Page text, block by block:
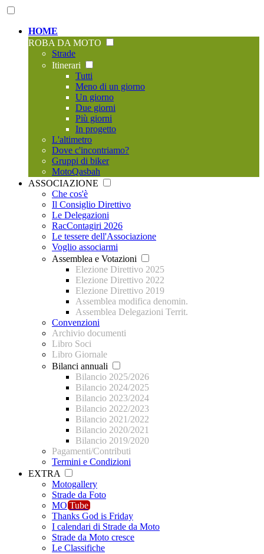
HOME
ROBA DA MOTO
Strade
Itinerari
Tutti
Meno di un giorno
Un giorno
Due giorni
Più giorni
In progetto
L'altimetro
Dove c'incontriamo?
Gruppi di biker
MotoQasbah
ASSOCIAZIONE
Che cos'è
Il Consiglio Direttivo
Le Delegazioni
RacContagiri 2026
Le tessere dell'Associazione
Voglio associarmi
Assemblea e Votazioni
Elezione Direttivo 2025
Elezione Direttivo 2022
Elezione Direttivo 2019
Assemblea modifica denomin.
Assemblea Delegazioni Territ.
Convenzioni
Archivio documenti
Libro Soci
Libro Giornale
Bilanci annuali
Bilancio 2025/2026
Bilancio 2024/2025
Bilancio 2023/2024
Bilancio 2022/2023
Bilancio 2021/2022
Bilancio 2020/2021
Bilancio 2019/2020
Pagamenti/Contributi
Termini e Condizioni
EXTRA
Motogallery
Strade da Foto
MO Tube
Thanks God is Friday
I calendari di Strade da Moto
Strade da Moto cresce
Le Classifiche